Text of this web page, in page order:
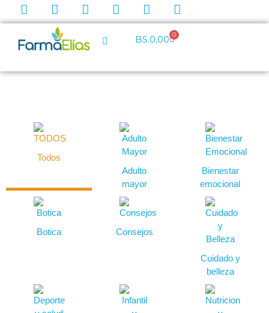
BS.0,00 0
Todos
Adulto
mayor
Bienestar
emocional
Botica Consejos
Cuidado y
belleza